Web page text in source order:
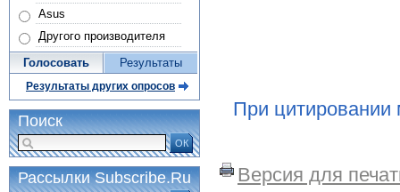
При цитировании
Версия для
Asus
Другого производителя
Голосовать Результаты
Результаты других опросов
Поиск
ОК
Рассылки Subscribe.Ru